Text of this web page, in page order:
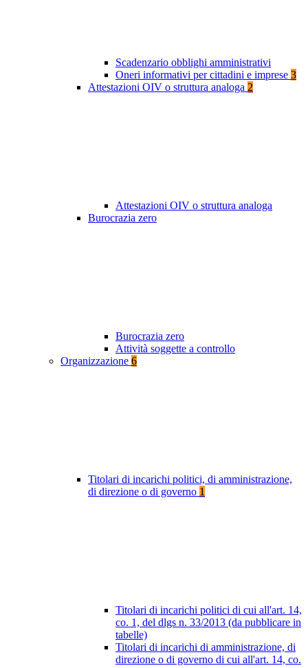
Scadenzario obblighi amministrativi
Oneri informativi per cittadini e imprese 3
Attestazioni OIV o struttura analoga 2
Attestazioni OIV o struttura analoga
Burocrazia zero
Burocrazia zero
Attività soggette a controllo
Organizzazione 6
Titolari di incarichi politici, di amministrazione,
di direzione o di governo 1
Titolari di incarichi politici di cui all'art. 14,
co. 1, del dlgs n. 33/2013 (da pubblicare in
tabelle)
Titolari di incarichi di amministrazione, di
direzione o di governo di cui all'art. 14, co.